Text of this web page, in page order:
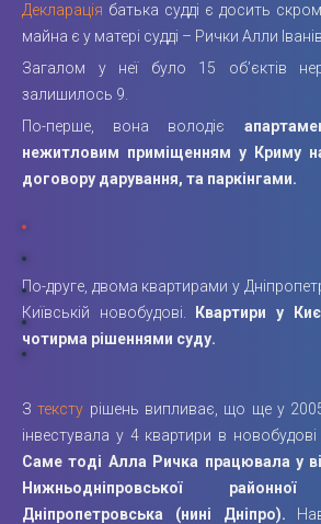
Декларація батька судді є досить
майна є у матері судді – Рички Алли
Загалом у неї було 15 об’єктів
залишилось 9.
По-перше, вона володіє
нежитловим приміщенням у Криму
договору дарування, та паркінгами.
По-друге, двома квартирами у
Київській новобудові.
Квартири у
чотирма рішеннями суду.
Зтексту рішень випливає, що ще у
інвестувала у 4 квартири в
Саме тоді Алла Ричка працювала у
Нижньодніпровської
Дніпропетровська (нині Дніпро).